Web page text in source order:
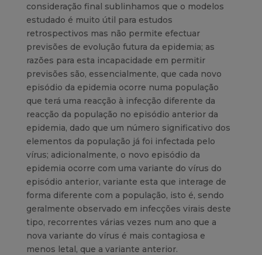
consideração final sublinhamos que o modelos
estudado é muito útil para estudos
retrospectivos mas não permite efectuar
previsões de evolução futura da epidemia; as
razões para esta incapacidade em permitir
previsões são, essencialmente, que cada novo
episódio da epidemia ocorre numa população
que terá uma reacção à infecção diferente da
reacção da população no episódio anterior da
epidemia, dado que um número significativo dos
elementos da população já foi infectada pelo
vírus; adicionalmente, o novo episódio da
epidemia ocorre com uma variante do vírus do
episódio anterior, variante esta que interage de
forma diferente com a população, isto é, sendo
geralmente observado em infecções virais deste
tipo, recorrentes várias vezes num ano que a
nova variante do vírus é mais contagiosa e
menos letal, que a variante anterior.